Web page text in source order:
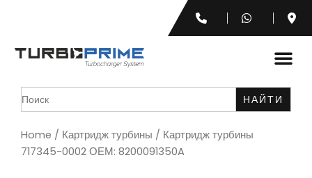
Search
for:
Home / Картридж турбины / Картридж турбины
717345-0002 ОЕМ: 8200091350A